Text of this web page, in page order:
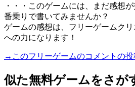
・・・このゲームには、まだ感想
番乗りで書いてみませんか？
ゲームの感想は、フリーゲームク
への力になります！
→このフリーゲームのコメントの
似た無料ゲームをさが